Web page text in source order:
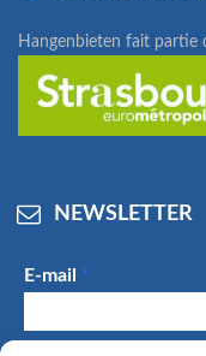
Hangenbieten fait partie
NEWSLETTER
E-mail *